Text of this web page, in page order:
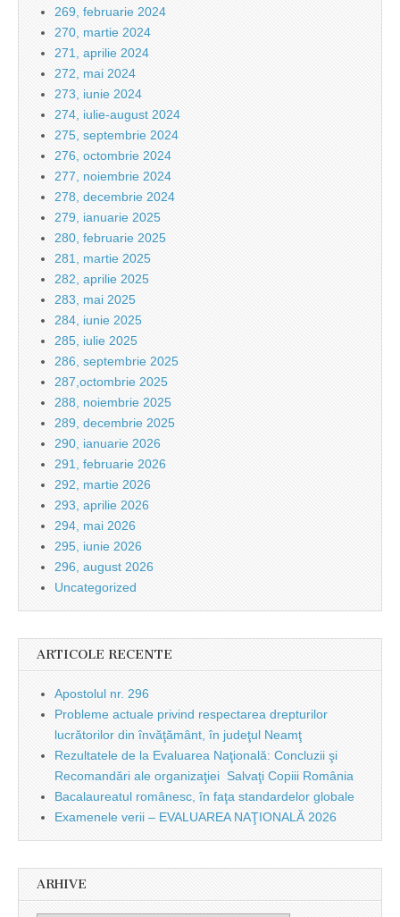
269, februarie 2024
270, martie 2024
271, aprilie 2024
272, mai 2024
273, iunie 2024
274, iulie-august 2024
275, septembrie 2024
276, octombrie 2024
277, noiembrie 2024
278, decembrie 2024
279, ianuarie 2025
280, februarie 2025
281, martie 2025
282, aprilie 2025
283, mai 2025
284, iunie 2025
285, iulie 2025
286, septembrie 2025
287,octombrie 2025
288, noiembrie 2025
289, decembrie 2025
290, ianuarie 2026
291, februarie 2026
292, martie 2026
293, aprilie 2026
294, mai 2026
295, iunie 2026
296, august 2026
Uncategorized
ARTICOLE RECENTE
Apostolul nr. 296
Probleme actuale privind respectarea drepturilor
lucrătorilor din învăţământ, în judeţul Neamţ
Rezultatele de la Evaluarea Naţională: Concluzii şi
Recomandări ale organizaţiei Salvaţi Copiii România
Bacalaureatul românesc, în faţa standardelor globale
Examenele verii – EVALUAREA NAŢIONALĂ 2026
ARHIVE